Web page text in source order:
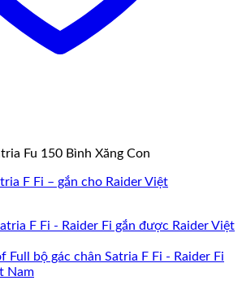
Fu 150 Bình Xăng Con
F Fi – gắn cho Raider Việt